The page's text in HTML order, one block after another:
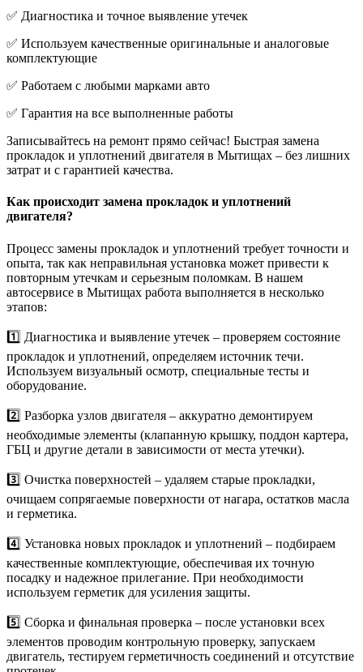
✅ Диагностика и точное выявление утечек
✅ Используем качественные оригинальные и аналоговые
комплектующие
✅ Работаем с любыми марками авто
✅ Гарантия на все выполненные работы
Записывайтесь на ремонт прямо сейчас! Быстрая замена
прокладок и уплотнений двигателя в Мытищах – без лишних
затрат и с гарантией качества.
Как происходит замена прокладок и уплотнений
двигателя?
Процесс замены прокладок и уплотнений требует точности и
опыта, так как неправильная установка может привести к
повторным утечкам и серьезным поломкам. В нашем
автосервисе в Мытищах работа выполняется в несколько
этапов:
1️⃣ Диагностика и выявление утечек – проверяем состояние
прокладок и уплотнений, определяем источник течи.
Используем визуальный осмотр, специальные тесты и
оборудование.
2️⃣ Разборка узлов двигателя – аккуратно демонтируем
необходимые элементы (клапанную крышку, поддон картера,
ГБЦ и другие детали в зависимости от места утечки).
3️⃣ Очистка поверхностей – удаляем старые прокладки,
очищаем сопрягаемые поверхности от нагара, остатков масла
и герметика.
4️⃣ Установка новых прокладок и уплотнений – подбираем
качественные комплектующие, обеспечивая их точную
посадку и надежное прилегание. При необходимости
используем герметик для усиления защиты.
5️⃣ Сборка и финальная проверка – после установки всех
элементов проводим контрольную проверку, запускаем
двигатель, тестируем герметичность соединений и отсутствие